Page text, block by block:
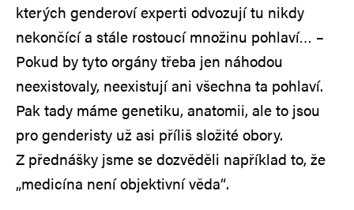
kterých genderoví experti odvozují tu nikdy
nekončící a stále rostoucí množinu pohlaví… –
Pokud by tyto orgány třeba jen náhodou
neexistovaly, neexistují ani všechna ta pohlaví.
Pak tady máme genetiku, anatomii, ale to jsou
pro genderisty už asi příliš složité obory.
Z přednášky jsme se dozvěděli například to, že
„medicína není objektivní věda“.